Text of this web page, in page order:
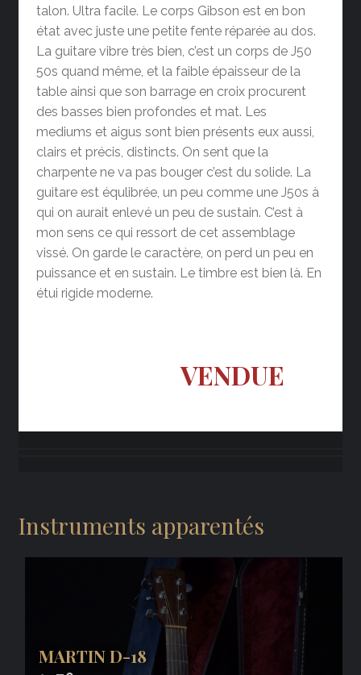
talon. Ultra facile. Le corps Gibson est en bon
état avec juste une petite fente réparée au dos.
La guitare vibre très bien, c’est un corps de J50
50s quand même, et la faible épaisseur de la
table ainsi que son barrage en croix procurent
des basses bien profondes et mat. Les
mediums et aigus sont bien présents eux aussi,
clairs et précis, distincts. On sent que la
charpente ne va pas bouger c’est du solide. La
guitare est équlibrée, un peu comme une J50s à
qui on aurait enlevé un peu de sustain. C’est à
mon sens ce qui ressort de cet assemblage
vissé. On garde le caractère, on perd un peu en
puissance et en sustain. Le timbre est bien là. En
étui rigide moderne.
VENDUE
Instruments apparentés
MARTIN D-18